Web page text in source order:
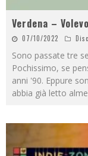
Verdena –
07/10/2022
Sono passate tre
Pochissimo, se
anni '90. Eppure
abbia già letto